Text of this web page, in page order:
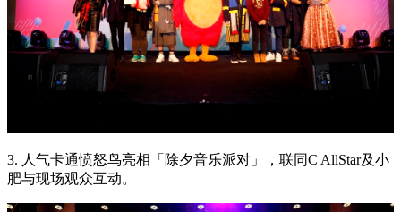
3. 人气卡通愤怒鸟亮相「除夕音乐派对」，联同C AllStar及小
肥与现场观众互动。